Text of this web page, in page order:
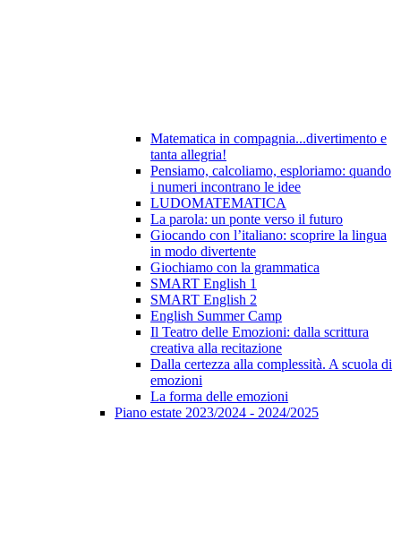
Matematica in compagnia...divertimento e
tanta allegria!
Pensiamo, calcoliamo, esploriamo: quando
i numeri incontrano le idee
LUDOMATEMATICA
La parola: un ponte verso il futuro
Giocando con l’italiano: scoprire la lingua
in modo divertente
Giochiamo con la grammatica
SMART English 1
SMART English 2
English Summer Camp
Il Teatro delle Emozioni: dalla scrittura
creativa alla recitazione
Dalla certezza alla complessità. A scuola di
emozioni
La forma delle emozioni
Piano estate 2023/2024 - 2024/2025